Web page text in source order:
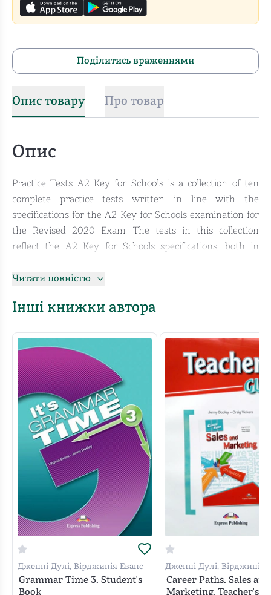
Поділитись враженнями
Опис товару Про товар
Опис
Practice Tests A2 Key for Schools is a collection of ten
complete practice tests written in line with the
specifications for the A2 Key for Schools examination for
the Revised 2020 Exam. The tests in this collection
reflect the A2 Key for Schools specifications, both in
systematic exam preparation and practice.
Читати повністю
Інші книжки автора
Дженні Дулі, Вірджинія Еванс
Grammar Time 3. Student's
Book
Дженні Дулі, Вірджинія
Craig Vickers
Career Paths. Sales and
Marketing. Teacher's